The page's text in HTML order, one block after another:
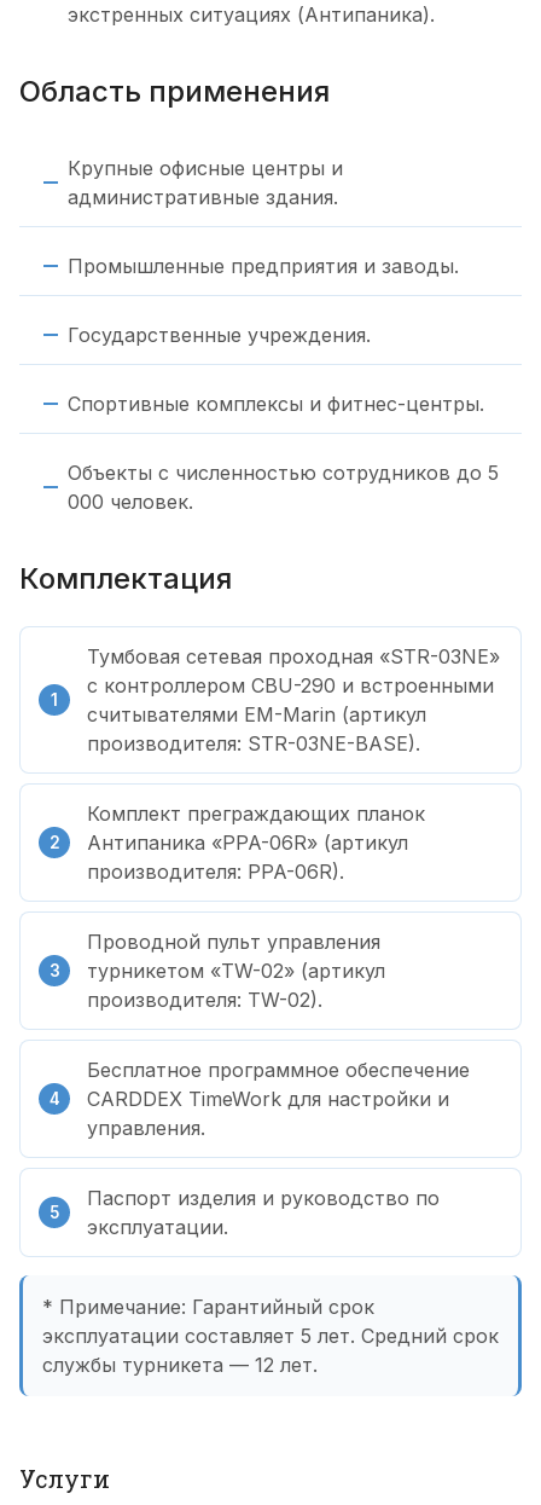
экстренных ситуациях (Антипаника).
Область применения
Крупные офисные центры и
административные здания.
Промышленные предприятия и заводы.
Государственные учреждения.
Спортивные комплексы и фитнес-центры.
Объекты с численностью сотрудников до 5
000 человек.
Комплектация
Тумбовая сетевая проходная «STR-03NE»
с контроллером CBU-290 и встроенными
считывателями EM-Marin (артикул
производителя: STR-03NE-BASE).
Комплект преграждающих планок
Антипаника «PPA-06R» (артикул
производителя: PPA-06R).
Проводной пульт управления
турникетом «TW-02» (артикул
производителя: TW-02).
Бесплатное программное обеспечение
CARDDEX TimeWork для настройки и
управления.
Паспорт изделия и руководство по
эксплуатации.
* Примечание: Гарантийный срок
эксплуатации составляет 5 лет. Средний срок
службы турникета — 12 лет.
Услуги